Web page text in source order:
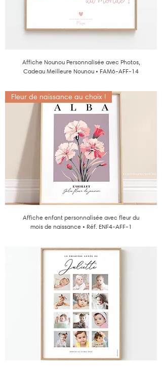
Affiche Nounou Personnalisée avec Photos,
Cadeau Meilleure Nounou • FAM6-AFF-14
Fleur de naissance au choix !
Affiche enfant personnalisée avec fleur du
mois de naissance • Réf. ENF4-AFF-1